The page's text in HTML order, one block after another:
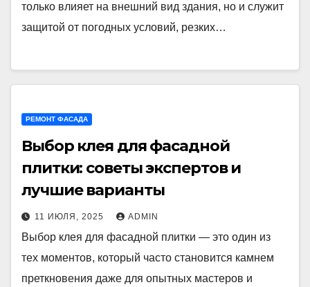
только влияет на внешний вид здания, но и служит
защитой от погодных условий, резких…
РЕМОНТ ФАСАДА
Выбор клея для фасадной
плитки: советы экспертов и
лучшие варианты
11 ИЮЛЯ, 2025 ADMIN
Выбор клея для фасадной плитки — это один из
тех моментов, который часто становится камнем
преткновения даже для опытных мастеров и